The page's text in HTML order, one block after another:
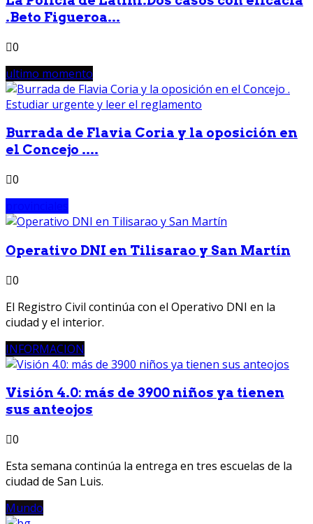
.Beto Figueroa...
0
ultimo momento
Burrada de Flavia Coria y la oposición en
el Concejo ....
0
Operativo DNI en Tilisarao y San Martín
0
El Registro Civil continúa con el Operativo DNI en la
ciudad y el interior.
INFORMACION
Visión 4.0: más de 3900 niños ya tienen
sus anteojos
0
Esta semana continúa la entrega en tres escuelas de la
ciudad de San Luis.
Mundo